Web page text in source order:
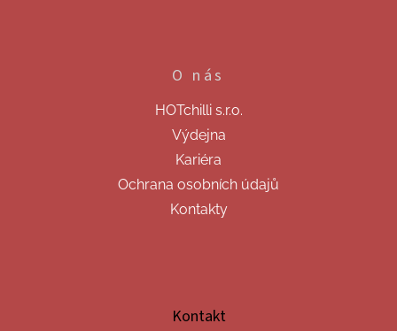
O nás
HOTchilli s.r.o.
Výdejna
Kariéra
Ochrana osobních údajů
Kontakty
Kontakt